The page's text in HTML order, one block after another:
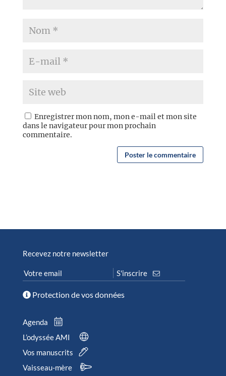
Enregistrer mon nom, mon e-mail et mon site
dans le navigateur pour mon prochain
commentaire.
Recevez notre newsletter
Protection de vos données
Agenda
L’odyssée AMI
Vos manuscrits
Vaisseau-mère